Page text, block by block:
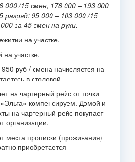
000 /15 смен, 178 000 – 193 000
5 разряд: 95 000 – 103 000 /15
за 45 смен на руки.
на участке.
на участке.
руб / смена начисляется на
в столовой.
на чартерный рейс от точки
компенсируем. Домой и
на чартерный рейс покупает
организации.
прописки (проживания)
приобретается